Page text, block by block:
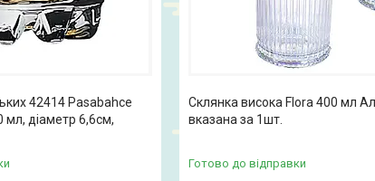
42414 Pasabahce
мл, діаметр 6,6см,
Склянка висока Flora 400 мл
вказана за 1шт.
Готово до відправки